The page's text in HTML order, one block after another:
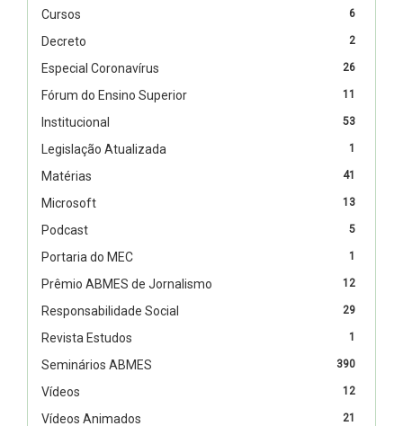
6
Cursos
2
Decreto
26
Especial Coronavírus
11
Fórum do Ensino Superior
53
Institucional
1
Legislação Atualizada
41
Matérias
13
Microsoft
5
Podcast
1
Portaria do MEC
12
Prêmio ABMES de Jornalismo
29
Responsabilidade Social
1
Revista Estudos
390
Seminários ABMES
12
Vídeos
21
Vídeos Animados